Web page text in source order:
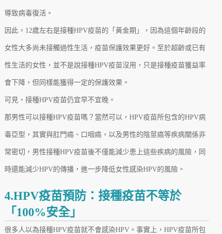
導致病毒復活。
因此，12歲左右是接種HPV疫苗的「黃金期」，因為這個年齡段的
女性大多尚未接觸過性生活，疫苗保護效果更好。至於超齡或已有
性生活的女性，並不是說接種HPV疫苗沒用，只是接種疫苗獲益率
會下降，但同樣能獲得一定的保護效果。
可見，接種HPV疫苗仍宜早不宜晚。
那男性可以接種HPV疫苗嗎？當然可以，HPV疫苗所包含的HPV病
毒亞型，其實與肛門癌、口咽癌，以及男性的陰莖癌等疾病關係非
常密切，男性接種HPV疫苗後不僅能減少患上這些疾病的風險，同
時還能減少HPV的傳播，進一步降低女性感染HPV的風險。
4.HPV疫苗預防：接種疫苗不等於
「100%安全」
很多人以為接種HPV疫苗就不會感染HPV。事實上，HPV疫苗所包